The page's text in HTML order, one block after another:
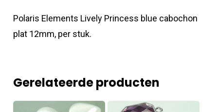
Polaris Elements Lively Princess blue cabochon
plat 12mm, per stuk.
Gerelateerde producten